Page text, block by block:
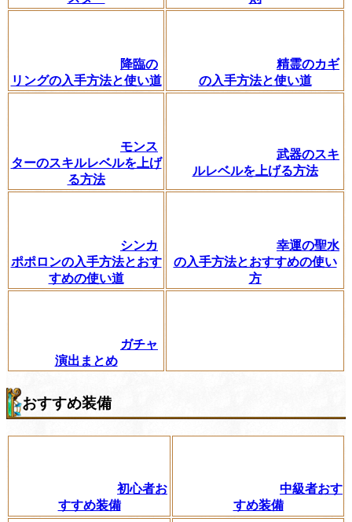
降臨の
リングの入手方法と使い道
精霊のカギ
の入手方法と使い道
モンス
ターのスキルレベルを上げ
る方法
武器のスキ
ルレベルを上げる方法
シンカ
ポポロンの入手方法とおす
すめの使い道
幸運の聖水
の入手方法とおすすめの使い
方
ガチャ
演出まとめ
おすすめ装備
初心者お
すすめ装備
中級者おす
すめ装備